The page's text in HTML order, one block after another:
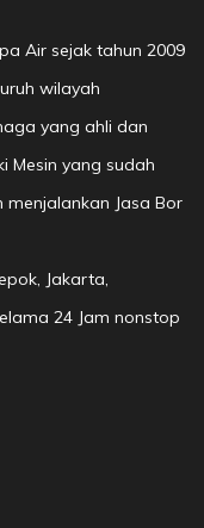
Air sejak tahun 2009
wilayah
yang ahli dan
Mesin yang sudah
Jasa Bor
Jakarta,
24 Jam nonstop